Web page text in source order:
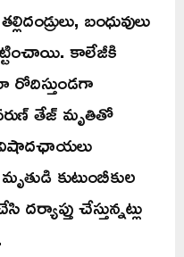
బంధువులు
కాలేజీకి
రోదిస్తుండగా
తేజ్ మృతితో
విషాదఛాయలు
కుటుంబీకుల
చేస్తున్నట్లు